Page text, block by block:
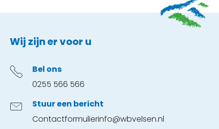
Contactinformatie
Wij zijn er voor u
Bel ons
0255 566 566
Stuur een bericht
Contactformulierinfo@wbvelsen.nl